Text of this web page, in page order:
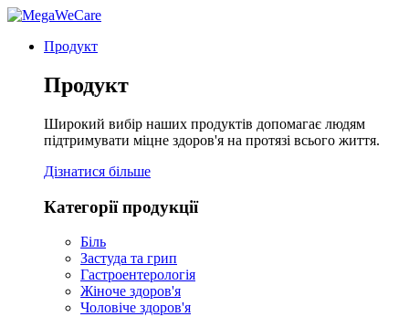
Продукт
Продукт
Широкий вибір наших продуктів допомагає людям
підтримувати міцне здоров'я на протязі всього життя.
Дізнатися більше
Категорії продукції
Біль
Застуда та грип
Гастроентерологія
Жіноче здоров'я
Чоловіче здоров'я